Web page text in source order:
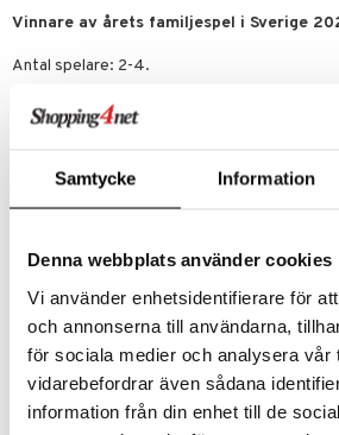
Samtycke Information
Denna webbplats använder cookies
Vi använder enhetsidentifierare för
och annonserna till användarna,
för sociala medier och analysera vår
vidarebefordrar även sådana
information från din enhet till de
Vinnare av årets familjespel i Sverige
Antal spelare: 2-4.
Artikelnr
TAD11-1-XX
Lägsta pris senaste 30 dagarna: 449 kr